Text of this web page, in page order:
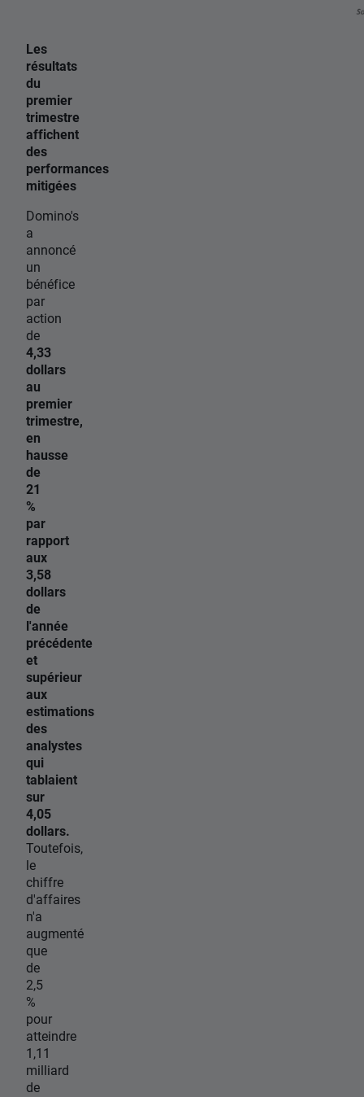
Les
résultats
du
premier
trimestre
affichent
des
performances
mitigées
Domino's
a
annoncé
un
bénéfice
par
action
de
4,33
dollars
au
premier
trimestre,
en
hausse
de
21
%
par
rapport
aux
3,58
dollars
de
l'année
précédente
et
supérieur
aux
estimations
des
analystes
qui
tablaient
sur
4,05
dollars.
Toutefois,
le
chiffre
d'affaires
n'a
augmenté
que
de
2,5
%
pour
atteindre
1,11
milliard
de